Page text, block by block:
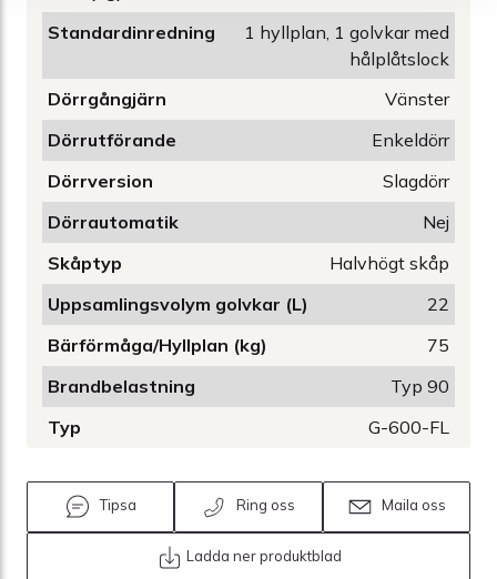
Standardinredning
1 hyllplan, 1 golvkar med
hålplåtslock
Dörrgångjärn
Vänster
Dörrutförande
Enkeldörr
Dörrversion
Slagdörr
Dörrautomatik
Nej
Skåptyp
Halvhögt skåp
Uppsamlingsvolym golvkar (L)
22
Bärförmåga/Hyllplan (kg)
75
Brandbelastning
Typ 90
Typ
G-600-FL
Tipsa Ring oss Maila oss
Ladda ner produktblad